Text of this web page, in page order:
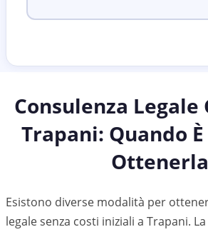
Consulenza
Trapani: Quando
Ottenerla
Esistono diverse modalità per
legale senza costi iniziali a Trapani.